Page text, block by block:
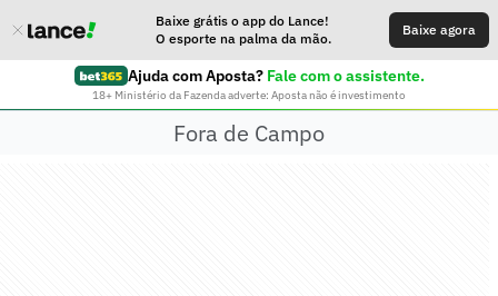
Baixe grátis o app do Lance!
O esporte na palma da mão.
Baixe agora
Ajuda com Aposta? Fale com o assistente.
18+ Ministério da Fazenda adverte: Aposta não é investimento
Fora de Campo